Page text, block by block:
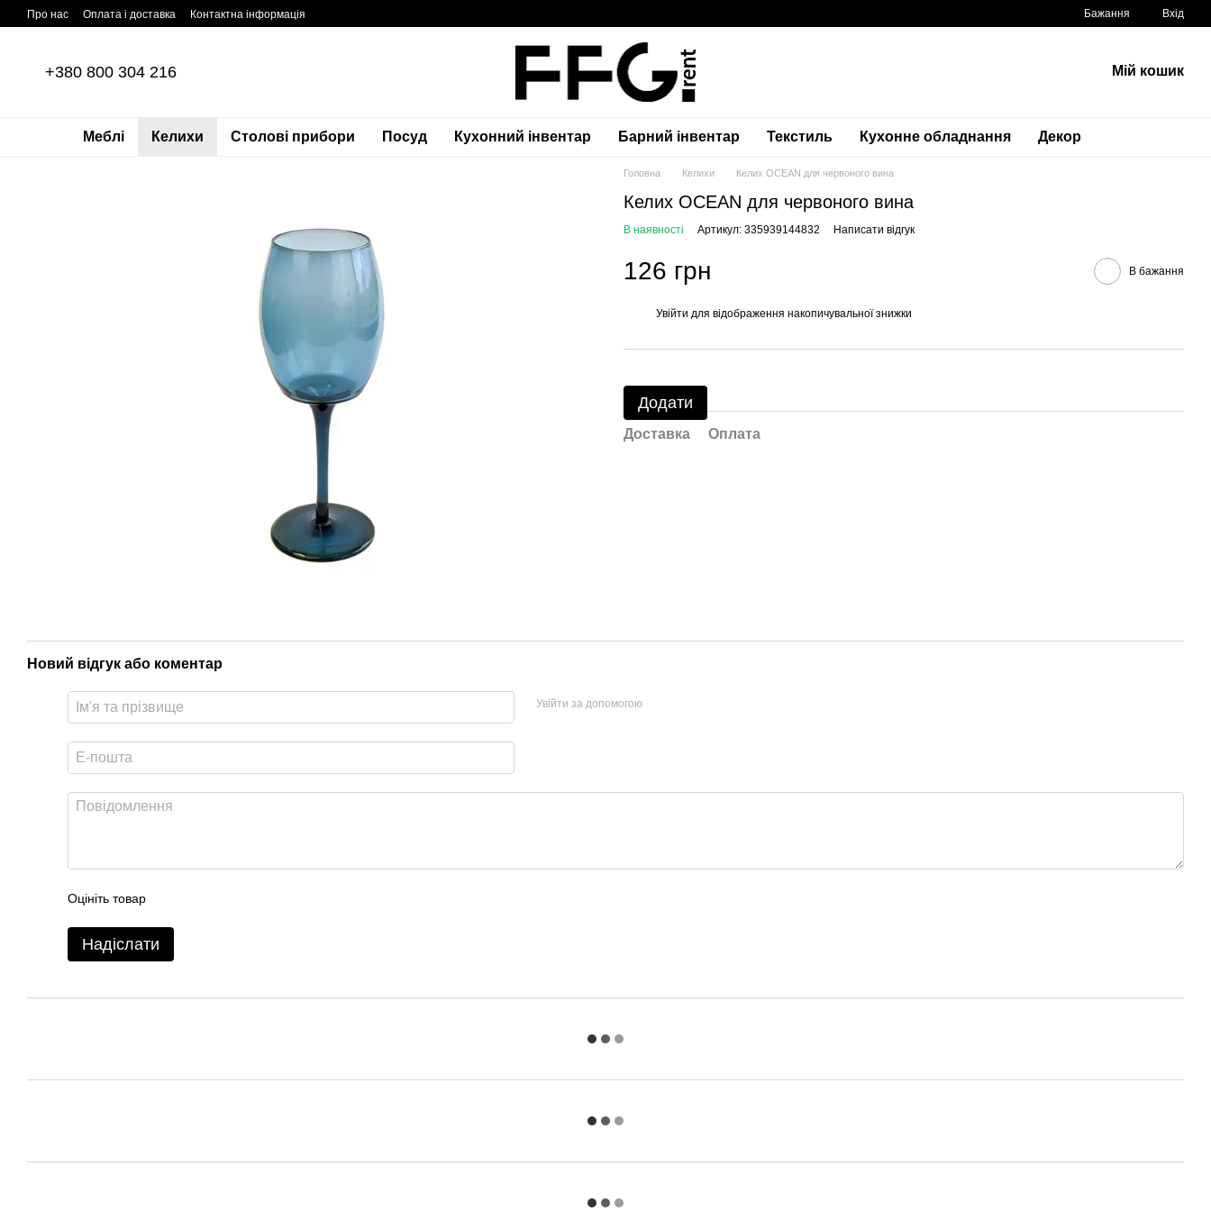
Перейти до основного контенту
Про нас Оплата і доставка Контактна інформація Бажання Вхід
+380 800 304 216 Мій кошик
Меблі Келихи Столові прибори Посуд Кухонний інвентар Барний інвентар Текстиль Кухонне обладнання Декор
Головна Келихи Келих OCEAN для червоного вина
Келих OCEAN для червоного вина
В наявності Артикул: 335939144832 Написати відгук
126 грн В бажання
Увійти для відображення накопичувальної знижки
Додати
Доставка Оплата
Новий відгук або коментар
Увійти за допомогою
Оцініть товар
Надіслати